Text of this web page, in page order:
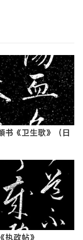
书《卫生歌》（日
执政帖》